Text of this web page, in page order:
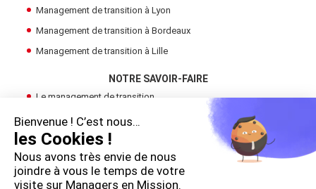
Management de transition à Lyon
Management de transition à Bordeaux
Management de transition à Lille
NOTRE SAVOIR-FAIRE
Le management de transition
Devenir Manager de Transition
Trouver un manager de transition
LE GROUPE
Cadres en Mission
Bienvenue ! C’est nous…
les Cookies !
Nous avons très envie de nous
joindre à vous le temps de votre
visite sur Managers en Mission.